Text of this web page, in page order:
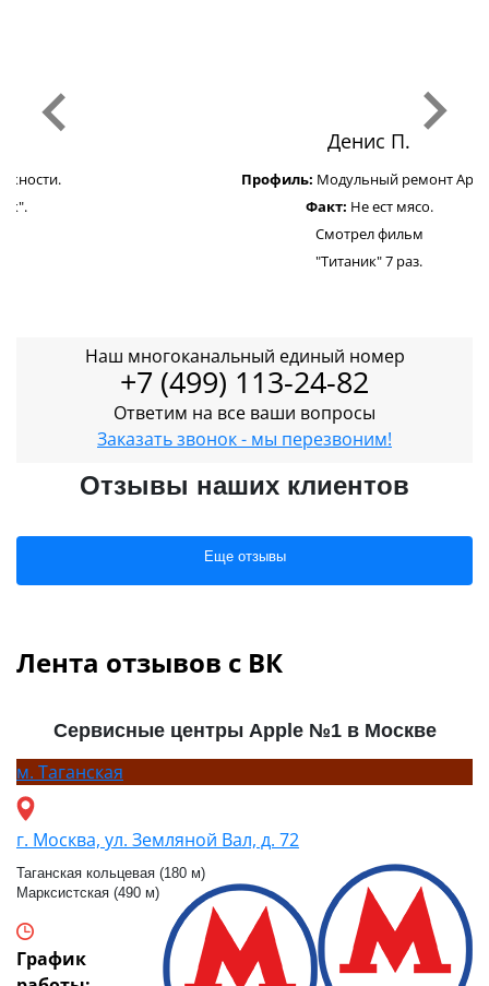
Модульный ремонт Apple.
Не ест мясо.
Наш многоканальный единый номер
+7 (499) 113-24-82
Ответим на все ваши вопросы
Заказать звонок - мы перезвоним!
Отзывы наших клиентов
Еще отзывы
Лента отзывов с ВК
Сервисные центры Apple №1 в Москве
м. Таганская
г. Москва, ул. Земляной Вал, д. 72
Таганская кольцевая (180 м)
Марксистская (490 м)
График